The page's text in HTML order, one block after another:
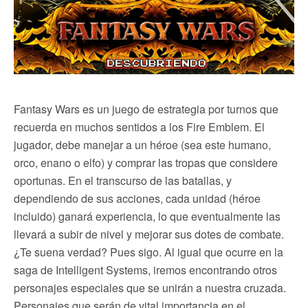
Fantasy Wars es un juego de estrategia por turnos que
recuerda en muchos sentidos a los Fire Emblem. El
jugador, debe manejar a un héroe (sea este humano,
orco, enano o elfo) y comprar las tropas que considere
oportunas. En el transcurso de las batallas, y
dependiendo de sus acciones, cada unidad (héroe
incluido) ganará experiencia, lo que eventualmente las
llevará a subir de nivel y mejorar sus dotes de combate.
¿Te suena verdad? Pues sigo. Al igual que ocurre en la
saga de Intelligent Systems, iremos encontrando otros
personajes especiales que se unirán a nuestra cruzada.